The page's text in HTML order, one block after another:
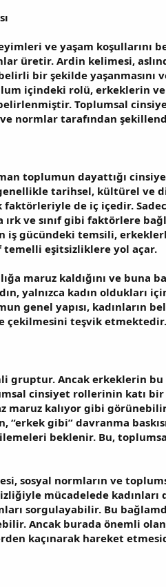
ve yaşam koşullarını
üretir. Ardin kelimesi,
bir şekilde yaşanmasını
içindeki rolü, erkeklerin
Toplumsal
normlar tarafından
toplumun dayattığı
tarihsel, kültürel ve
faktörleriyle de iç içedir.
ve sınıf gibi faktörlere
iş gücündeki temsili,
temelli eşitsizliklere yol açar.
maruz kaldığını ve buna
yalnızca kadın oldukları
genel yapısı, kadınların
çekilmesini teşvik etmektedir.
Ancak erkeklerin bu
cinsiyet rollerinin katı
maruz kalıyor gibi
gibi” davranma
beklenir. Bu,
sosyal normların ve
mücadelede kadınları
sorgulayabilir. Bu
Ancak burada önemli
kaçınarak hareket